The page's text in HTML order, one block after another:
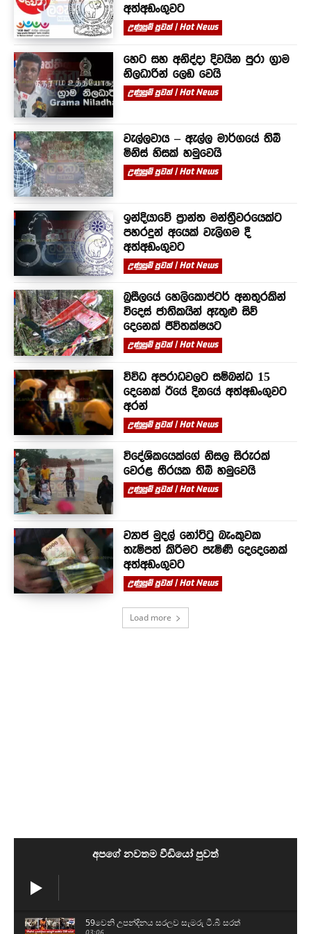
අත්අඩංගුවට
උණුසුම් පුවත් | Hot News
හෙට සහ අනිද්දා දිවයින පුරා ග්‍රාම
නිලධාරින් ලෙඩ වෙයි
උණුසුම් පුවත් | Hot News
වැල්ලවාය – ඇල්ල මාර්ගයේ තිබී
මිනිස් හිසක් හමුවෙයි
උණුසුම් පුවත් | Hot News
ඉන්දියාවේ ප්‍රාන්ත මන්ත්‍රීවරයෙක්ට
පහරදුන් අයෙක් වැලිගම දී
අත්අඩංගුවට
උණුසුම් පුවත් | Hot News
බ්‍රසීලයේ හෙලිකොප්ටර් අනතුරකින්
විදෙස් ජාතිකයින් ඇතුළු සිව්
දෙනෙක් ජීවිතක්ෂයට
උණුසුම් පුවත් | Hot News
විවිධ අපරාධවලට සම්බන්ධ 15
දෙනෙක් ඊයේ දිනයේ අත්අඩංගුවට
අරන්
උණුසුම් පුවත් | Hot News
විදේශිකයෙක්ගේ නිසල සිරුරක්
වෙරළ තීරයක තිබී හමුවෙයි
උණුසුම් පුවත් | Hot News
ව්‍යාජ මුදල් නෝට්ටු බැංකුවක
තැම්පත් කිරීමට පැමිණි දෙදෙනෙක්
අත්අඩංගුවට
උණුසුම් පුවත් | Hot News
Load more
අපගේ නවතම වීඩියෝ පුවත්
59වෙනි උපන්දිනය සරලව සැමරු ටී.බී සරත්